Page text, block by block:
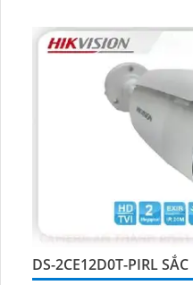
DS-2CE12D0T-PIRL